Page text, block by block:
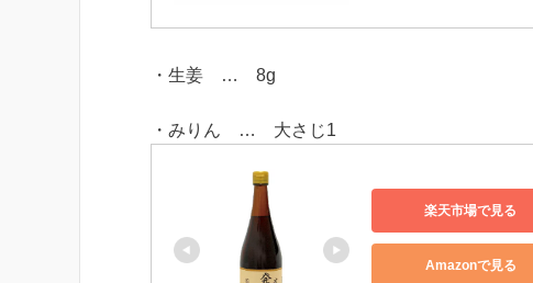
・生姜 … 8g
・みりん … 大さじ1
楽天市場で見る
Amazonで見る